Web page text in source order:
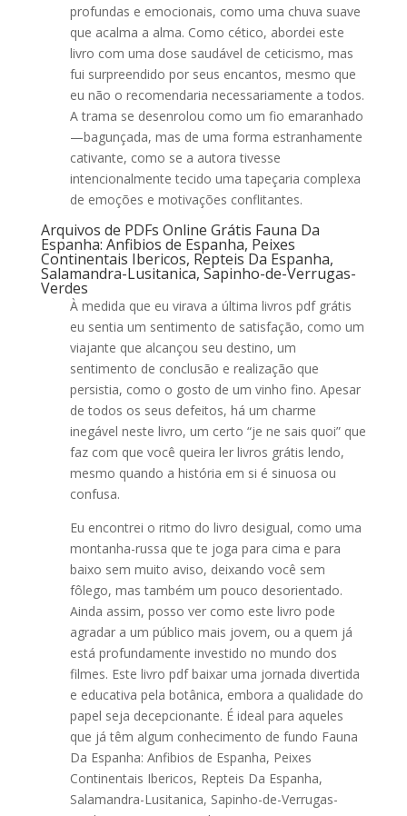
profundas e emocionais, como uma chuva suave
que acalma a alma. Como cético, abordei este
livro com uma dose saudável de ceticismo, mas
fui surpreendido por seus encantos, mesmo que
eu não o recomendaria necessariamente a todos.
A trama se desenrolou como um fio emaranhado
—bagunçada, mas de uma forma estranhamente
cativante, como se a autora tivesse
intencionalmente tecido uma tapeçaria complexa
de emoções e motivações conflitantes.
Arquivos de PDFs Online Grátis Fauna Da
Espanha: Anfibios de Espanha, Peixes
Continentais Ibericos, Repteis Da Espanha,
Salamandra-Lusitanica, Sapinho-de-Verrugas-
Verdes
À medida que eu virava a última livros pdf grátis
eu sentia um sentimento de satisfação, como um
viajante que alcançou seu destino, um
sentimento de conclusão e realização que
persistia, como o gosto de um vinho fino. Apesar
de todos os seus defeitos, há um charme
inegável neste livro, um certo “je ne sais quoi” que
faz com que você queira ler livros grátis lendo,
mesmo quando a história em si é sinuosa ou
confusa.
Eu encontrei o ritmo do livro desigual, como uma
montanha-russa que te joga para cima e para
baixo sem muito aviso, deixando você sem
fôlego, mas também um pouco desorientado.
Ainda assim, posso ver como este livro pode
agradar a um público mais jovem, ou a quem já
está profundamente investido no mundo dos
filmes. Este livro pdf baixar uma jornada divertida
e educativa pela botânica, embora a qualidade do
papel seja decepcionante. É ideal para aqueles
que já têm algum conhecimento de fundo Fauna
Da Espanha: Anfibios de Espanha, Peixes
Continentais Ibericos, Repteis Da Espanha,
Salamandra-Lusitanica, Sapinho-de-Verrugas-